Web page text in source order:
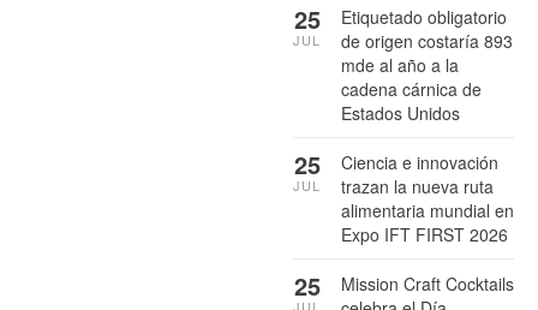
Etiquetado obligatorio
de origen costaría 893
mde al año a la
cadena cárnica de
Estados Unidos
25
JUL
Ciencia e innovación
trazan la nueva ruta
alimentaria mundial en
Expo IFT FIRST 2026
25
JUL
Mission Craft Cocktails
25